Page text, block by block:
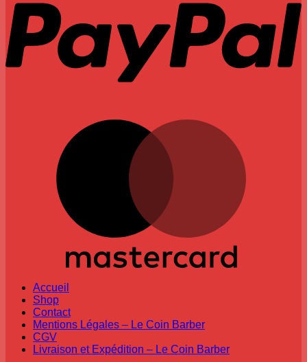
Accueil
Shop
Contact
Mentions Légales – Le Coin Barber
CGV
Livraison et Expédition – Le Coin Barber